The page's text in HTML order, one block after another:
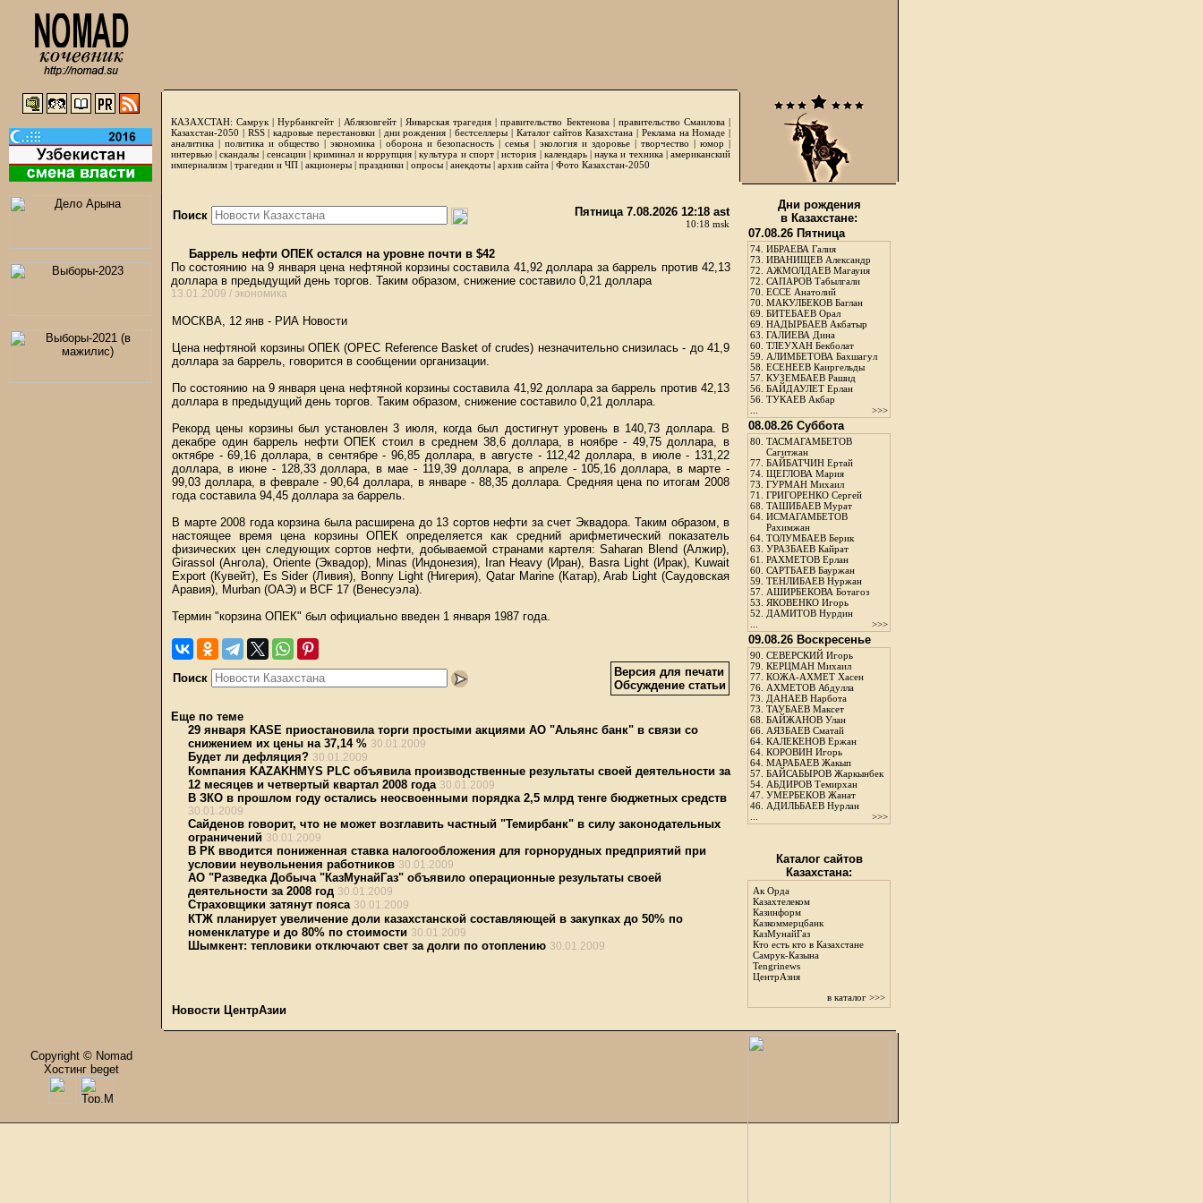
КАЗАХСТАН: Самрук |Нурбанкгейт | Аблязовгейт| Январская трагедия |правительство Бектенова| правительство Смаилова|
Казахстан-2050 | RSS|кадровые перестановки| дни рождения | бестселлеры| Каталог сайтов Казахстана | Реклама на Номаде |
аналитика | политика и общество | экономика | оборона и безопасность | семья | экология и здоровье | творчество | юмор |
интервью |скандалы | сенсации|криминал и коррупция|культура и спорт|история | календарь|наука и техника|американский
империализм | трагедии и ЧП | акционеры | праздники | опросы | анекдоты | архив сайта | Фото Казахстан-2050
Поиск Пятница 7.08.2026 12:18 ast
10:18 msk
Баррель нефти ОПЕК остался на уровне почти в $42
По состоянию на 9 января цена нефтяной корзины составила 41,92 доллара за баррель против 42,13
доллара в предыдущий день торгов. Таким образом, снижение составило 0,21 доллара
13.01.2009 / экономика
МОСКВА, 12 янв - РИА Новости
Цена нефтяной корзины ОПЕК (OPEC Reference Basket of crudes) незначительно снизилась - до 41,9
доллара за баррель, говорится в сообщении организации.
По состоянию на 9 января цена нефтяной корзины составила 41,92 доллара за баррель против 42,13
доллара в предыдущий день торгов. Таким образом, снижение составило 0,21 доллара.
Рекорд цены корзины был установлен 3 июля, когда был достигнут уровень в 140,73 доллара. В
декабре один баррель нефти ОПЕК стоил в среднем 38,6 доллара, в ноябре - 49,75 доллара, в
октябре - 69,16 доллара, в сентябре - 96,85 доллара, в августе - 112,42 доллара, в июле - 131,22
доллара, в июне - 128,33 доллара, в мае - 119,39 доллара, в апреле - 105,16 доллара, в марте -
99,03 доллара, в феврале - 90,64 доллара, в январе - 88,35 доллара. Средняя цена по итогам 2008
года составила 94,45 доллара за баррель.
В марте 2008 года корзина была расширена до 13 сортов нефти за счет Эквадора. Таким образом, в
настоящее время цена корзины ОПЕК определяется как средний арифметический показатель
физических цен следующих сортов нефти, добываемой странами картеля: Saharan Blend (Алжир),
Girassol (Ангола), Oriente (Эквадор), Minas (Индонезия), Iran Heavy (Иран), Basra Light (Ирак), Kuwait
Export (Кувейт), Es Sider (Ливия), Bonny Light (Нигерия), Qatar Marine (Катар), Arab Light (Саудовская
Аравия), Murban (ОАЭ) и BCF 17 (Венесуэла).
Термин "корзина ОПЕК" был официально введен 1 января 1987 года.
Поиск
Версия для печати
Обсуждение статьи
Еще по теме
29 января KASE приостановила торги простыми акциями АО "Альянс банк" в связи со
снижением их цены на 37,14 % 30.01.2009
Будет ли дефляция? 30.01.2009
Компания KAZAKHMYS PLC объявила производственные результаты своей деятельности за
12 месяцев и четвертый квартал 2008 года 30.01.2009
В ЗКО в прошлом году остались неосвоенными порядка 2,5 млрд тенге бюджетных средств
30.01.2009
Сайденов говорит, что не может возглавить частный "Темирбанк" в силу законодательных
ограничений 30.01.2009
В РК вводится пониженная ставка налогообложения для горнорудных предприятий при
условии неувольнения работников 30.01.2009
АО "Разведка Добыча "КазМунайГаз" объявило операционные результаты своей
деятельности за 2008 год 30.01.2009
Страховщики затянут пояса 30.01.2009
КТЖ планирует увеличение доли казахстанской составляющей в закупках до 50% по
номенклатуре и до 80% по стоимости 30.01.2009
Шымкент: тепловики отключают свет за долги по отоплению 30.01.2009
Новости ЦентрАзии
Дни рождения
в Казахстане:
07.08.26 Пятница
74. ИБРАЕВА Галия
73. ИВАНИЩЕВ Александр
72. АЖМОЛДАЕВ Магауия
72. САПАРОВ Табылгали
70. ЕССЕ Анатолий
70. МАКУЛБЕКОВ Баглан
69. БИТЕБАЕВ Орал
69. НАДЫРБАЕВ Акбатыр
63. ГАЛИЕВА Дина
60. ТЛЕУХАН Бекболат
59. АЛИМБЕТОВА Бахшагул
58. ЕСЕНЕЕВ Каиргельды
57. КУЗЕМБАЕВ Рашид
56. БАЙДАУЛЕТ Ерлан
56. ТУКАЕВ Акбар
>>>
08.08.26 Суббота
80. ТАСМАГАМБЕТОВ
Сагитжан
77. БАЙБАТЧИН Ертай
74. ЩЕГЛОВА Мария
73. ГУРМАН Михаил
71. ГРИГОРЕНКО Сергей
68. ТАШИБАЕВ Мурат
64. ИСМАГАМБЕТОВ
Рахимжан
64. ТОЛУМБАЕВ Берик
63. УРАЗБАЕВ Кайрат
61. РАХМЕТОВ Ерлан
60. САРТБАЕВ Бауржан
59. ТЕНЛИБАЕВ Нуржан
57. АШИРБЕКОВА Ботагоз
53. ЯКОВЕНКО Игорь
52. ДАМИТОВ Нурдин
>>>
09.08.26 Воскресенье
90. СЕВЕРСКИЙ Игорь
79. КЕРЦМАН Михаил
77. КОЖА-АХМЕТ Хасен
76. АХМЕТОВ Абдулла
73. ДАНАЕВ Нарбота
73. ТАУБАЕВ Максет
68. БАЙЖАНОВ Улан
66. АЯЗБАЕВ Сматай
64. КАЛЕКЕНОВ Ержан
64. КОРОВИН Игорь
64. МАРАБАЕВ Жакып
57. БАЙСАБЫРОВ Жаркынбек
54. АБДИРОВ Темирхан
47. УМЕРБЕКОВ Жанат
46. АДИЛЬБАЕВ Нурлан
>>>
Каталог сайтов
Казахстана:
Ак Орда
Казахтелеком
Казинформ
Казкоммерцбанк
КазМунайГаз
Кто есть кто в Казахстане
Самрук-Казына
Tengrinews
ЦентрАзия
в каталог >>>
Copyright © Nomad
Хостинг beget